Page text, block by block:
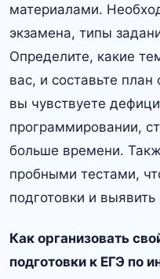
материалами.
экзамена, типы
Определите, какие
вас, и составьте
вы чувствуете
программировании,
больше времени.
пробными тестами,
подготовки и
Как организовать
подготовки к ЕГЭ по